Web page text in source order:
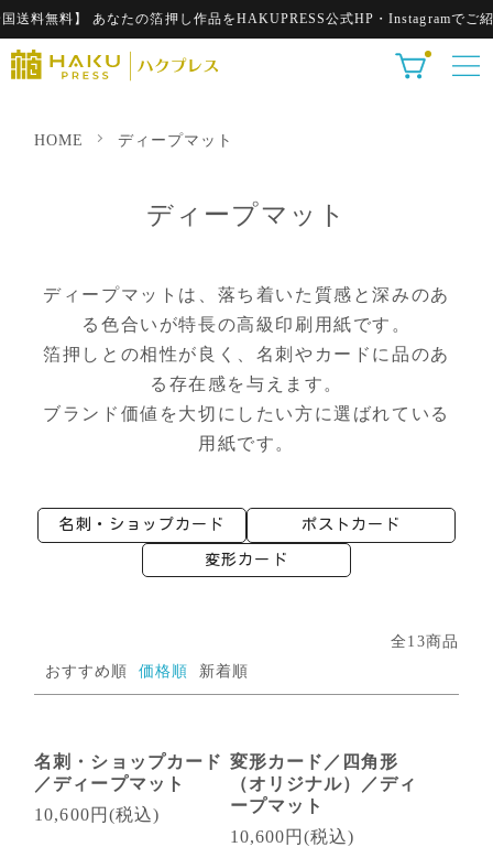
料無料】 あなたの箔押し作品をHAKUPRESS公式HP・Instagramでご紹
HOME ディープマット
ディープマット
ディープマットは、落ち着いた質感と深みのあ
る色合いが特長の高級印刷用紙です。
箔押しとの相性が良く、名刺やカードに品のあ
る存在感を与えます。
ブランド価値を大切にしたい方に選ばれている
用紙です。
名刺・ショップカード ポストカード
変形カード
全13商品
おすすめ順
価格順 新着順
名刺・ショップカード
／ディープマット
10,600円(税込)
変形カード／四角形
（オリジナル）／ディ
ープマット
10,600円(税込)